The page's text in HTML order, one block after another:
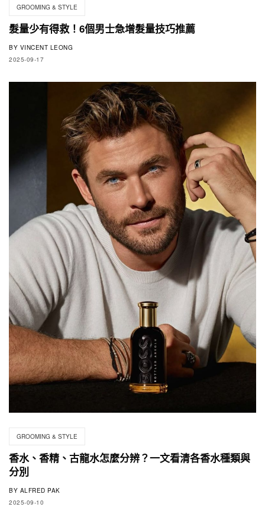
GROOMING & STYLE
髮量少有得救！6個男士急增髮量技巧推薦
BY VINCENT LEONG
2025-09-17
GROOMING & STYLE
香水、香精、古龍水怎麼分辨？一文看清各香水種類與
分別
BY ALFRED PAK
2025-09-10